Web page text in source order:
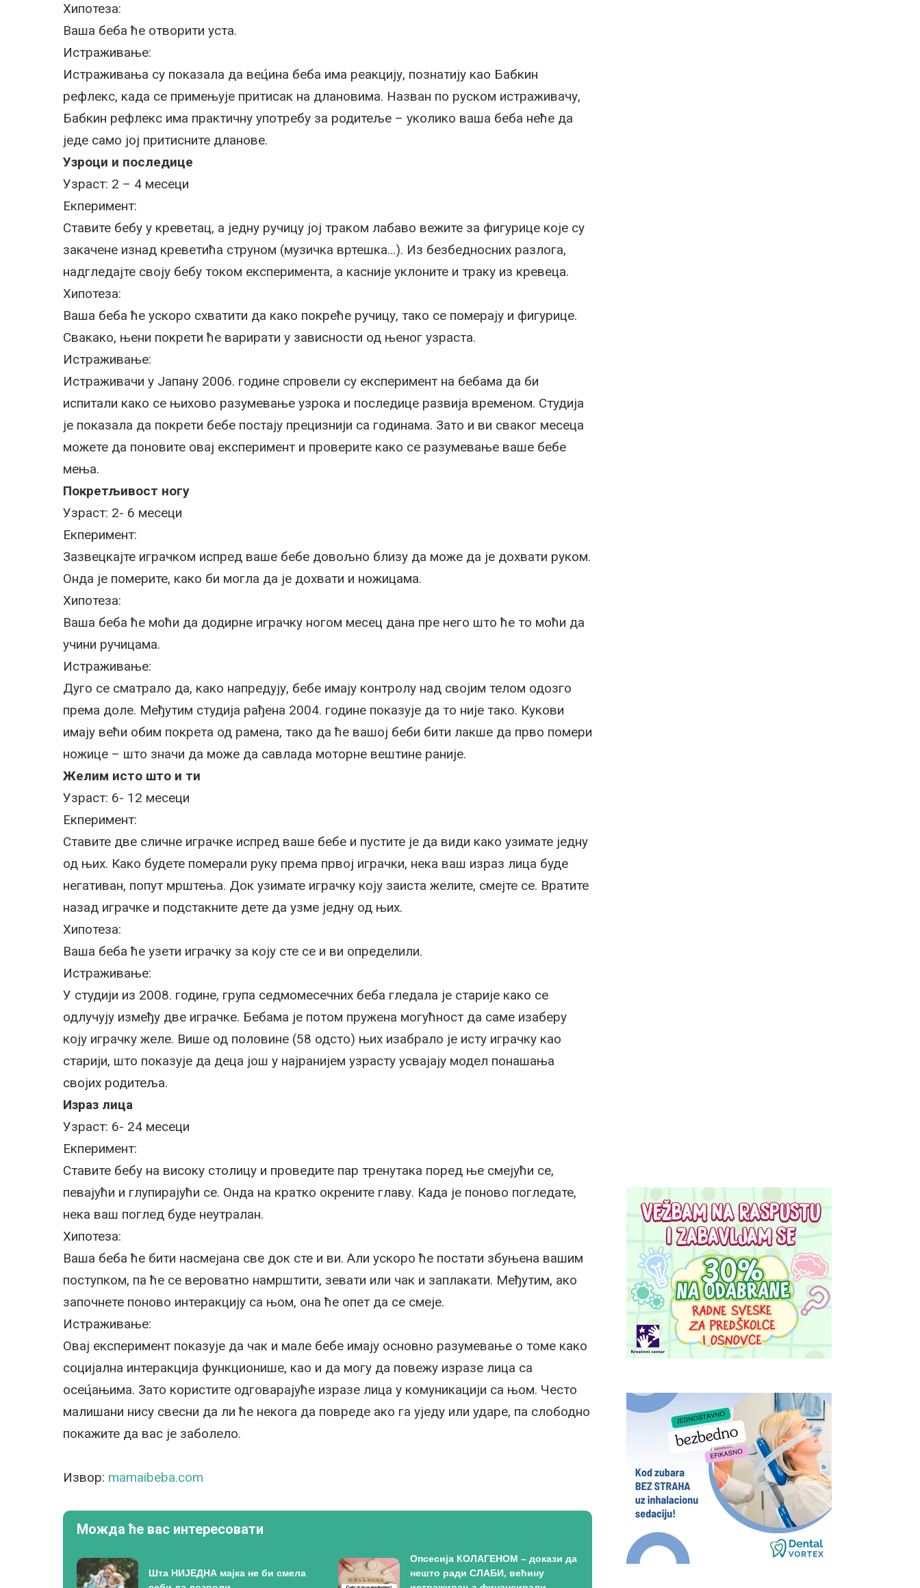
Хипотеза:
Ваша беба ће отворити уста.
Истраживање:
Истраживања су показала да вец́ина беба има реакцију, познатију као Бабкин
рефлекс, када се примењује притисак на длановима. Назван по руском истраживачу,
Бабкин рефлекс има практичну употребу за родитеље – уколико ваша беба неће да
једе само јој притисните дланове.
Узроци и последице
Узраст: 2 – 4 месеци
Екперимент:
Ставите бебу у креветац, а једну ручицу јој траком лабаво вежите за фигурице које су
закачене изнад креветића струном (музичка вртешка…). Из безбедносних разлога,
надгледајте своју бебу током експеримента, а касније уклоните и траку из кревеца.
Хипотеза:
Ваша беба ће ускоро схватити да како покреће ручицу, тако се померају и фигурице.
Свакако, њени покрети ће варирати у зависности од њеног узраста.
Истраживање:
Истраживачи у Јапану 2006. године спровели су експеримент на бебама да би
испитали како се њихово разумевање узрока и последице развија временом. Студија
је показала да покрети бебе постају прецизнији са годинама. Зато и ви сваког месеца
можете да поновите овај експеримент и проверите како се разумевање ваше бебе
мења.
Покретљивост ногу
Узраст: 2- 6 месеци
Екперимент:
Зазвецкајте играчком испред ваше бебе довољно близу да може да је дохвати руком.
Онда је померите, како би могла да је дохвати и ножицама.
Хипотеза:
Ваша беба ће моћи да додирне играчку ногом месец дана пре него што ће то моћи да
учини ручицама.
Истраживање:
Дуго се сматрало да, како напредују, бебе имају контролу над својим телом одозго
према доле. Међутим студија рађена 2004. године показује да то није тако. Кукови
имају већи обим покрета од рамена, тако да ће вашој беби бити лакше да прво помери
ножице – што значи да може да савлада моторне вештине раније.
Желим исто што и ти
Узраст: 6- 12 месеци
Екперимент:
Ставите две сличне играчке испред ваше бебе и пустите је да види како узимате једну
од њих. Како будете померали руку према првој играчки, нека ваш израз лица буде
негативан, попут мрштења. Док узимате играчку коју заиста желите, смејте се. Вратите
назад играчке и подстакните дете да узме једну од њих.
Хипотеза:
Ваша беба ће узети играчку за коју сте се и ви определили.
Истраживање:
У студији из 2008. године, група седмомесечних беба гледала је старије како се
одлучују између две играчке. Бебама је потом пружена могућност да саме изаберу
коју играчку желе. Више од половине (58 одсто) њих изабрало је исту играчку као
старији, што показује да деца још у најранијем узрасту усвајају модел понашања
својих родитеља.
Израз лица
Узраст: 6- 24 месеци
Екперимент:
Ставите бебу на високу столицу и проведите пар тренутака поред ње смејући се,
певајући и глупирајући се. Онда на кратко окрените главу. Када је поново погледате,
нека ваш поглед буде неутралан.
Хипотеза:
Ваша беба ће бити насмејана све док сте и ви. Али ускоро ће постати збуњена вашим
поступком, па ће се вероватно намрштити, зевати или чак и заплакати. Међутим, ако
започнете поново интеракцију са њом, она ће опет да се смеје.
Истраживање:
Овај експеримент показује да чак и мале бебе имају основно разумевање о томе како
социјална интеракција функционише, као и да могу да повежу изразе лица са
осец́ањима. Зато користите одговарајуће изразе лица у комуникацији са њом. Често
малишани нису свесни да ли ће некога да повреде ако га уједу или ударе, па слободно
покажите да вас је заболело.
Извор: mamaibeba.com
Можда ће вас интересовати
Шта НИЈЕДНА мајка не би смела
Опсесија КОЛАГЕНОМ – докази да
нешто ради СЛАБИ, већину